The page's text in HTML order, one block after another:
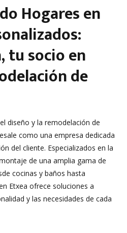
Hogares en
tu socio en
de
diseño y la remodelación de
como una empresa dedicada
del cliente. Especializados en la
de una amplia gama de
cocinas y baños hasta
Etxea ofrece soluciones a
y las necesidades de cada